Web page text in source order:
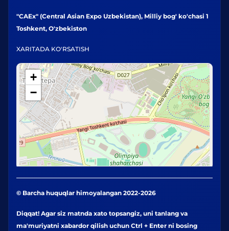
"CAEx" (Central Asian Expo Uzbekistan), Milliy bog' ko'chasi 1
Toshkent, O'zbekiston
XARITADA KO'RSATISH
+
−
© Barcha huquqlar himoyalangan 2022-2026
Diqqat! Agar siz matnda xato topsangiz, uni tanlang va
ma'muriyatni xabardor qilish uchun Ctrl + Enter ni bosing